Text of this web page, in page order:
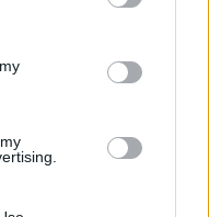
its third-party tags to
in below Google